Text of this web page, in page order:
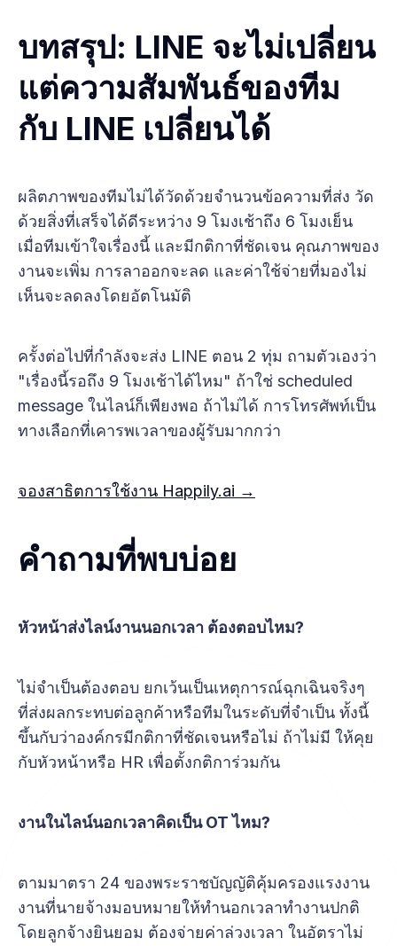
บทสรุป: LINE จะไม่เปลี่ยน
แต่ความสัมพันธ์ของทีม
กับ LINE เปลี่ยนได้
ผลิตภาพของทีมไม่ได้วัดด้วยจำนวนข้อความที่ส่ง วัด
ด้วยสิ่งที่เสร็จได้ดีระหว่าง 9 โมงเช้าถึง 6 โมงเย็น
เมื่อทีมเข้าใจเรื่องนี้ และมีกติกาที่ชัดเจน คุณภาพของ
งานจะเพิ่ม การลาออกจะลด และค่าใช้จ่ายที่มองไม่
เห็นจะลดลงโดยอัตโนมัติ
ครั้งต่อไปที่กำลังจะส่ง LINE ตอน 2 ทุ่ม ถามตัวเองว่า
"เรื่องนี้รอถึง 9 โมงเช้าได้ไหม" ถ้าใช่ scheduled
message ในไลน์ก็เพียงพอ ถ้าไม่ได้ การโทรศัพท์เป็น
ทางเลือกที่เคารพเวลาของผู้รับมากกว่า
จองสาธิตการใช้งาน Happily.ai →
คำถามที่พบบ่อย
หัวหน้าส่งไลน์งานนอกเวลา ต้องตอบไหม?
ไม่จำเป็นต้องตอบ ยกเว้นเป็นเหตุการณ์ฉุกเฉินจริงๆ
ที่ส่งผลกระทบต่อลูกค้าหรือทีมในระดับที่จำเป็น ทั้งนี้
ขึ้นกับว่าองค์กรมีกติกาที่ชัดเจนหรือไม่ ถ้าไม่มี ให้คุย
กับหัวหน้าหรือ HR เพื่อตั้งกติการ่วมกัน
งานในไลน์นอกเวลาคิดเป็น OT ไหม?
ตามมาตรา 24 ของพระราชบัญญัติคุ้มครองแรงงาน
งานที่นายจ้างมอบหมายให้ทำนอกเวลาทำงานปกติ
โดยลูกจ้างยินยอม ต้องจ่ายค่าล่วงเวลา ในอัตราไม่